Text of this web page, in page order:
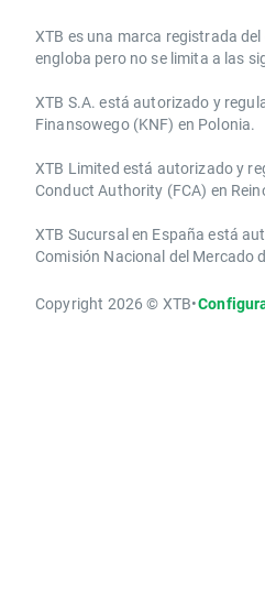
​​XTB es una marca registrada
engloba pero no se limita a las
XTB S.A.​ está autorizado y
Finansowego (KNF) ​en Polonia.
XTB Limited ​está autorizado y
Conduct Authority ​(FCA) en
XTB Sucursal en España está
Comisión Nacional del Mercado
Copyright 2026 © XTB•